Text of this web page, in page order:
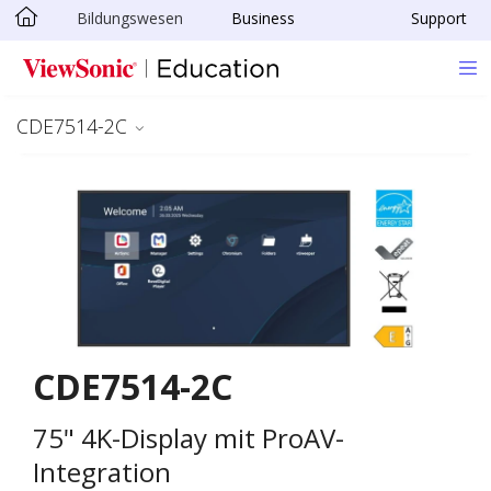
Skip to main content
Bildungswesen Business Support
CDE7514-2C
CDE7514-2C
75" 4K-Display mit ProAV-
Integration